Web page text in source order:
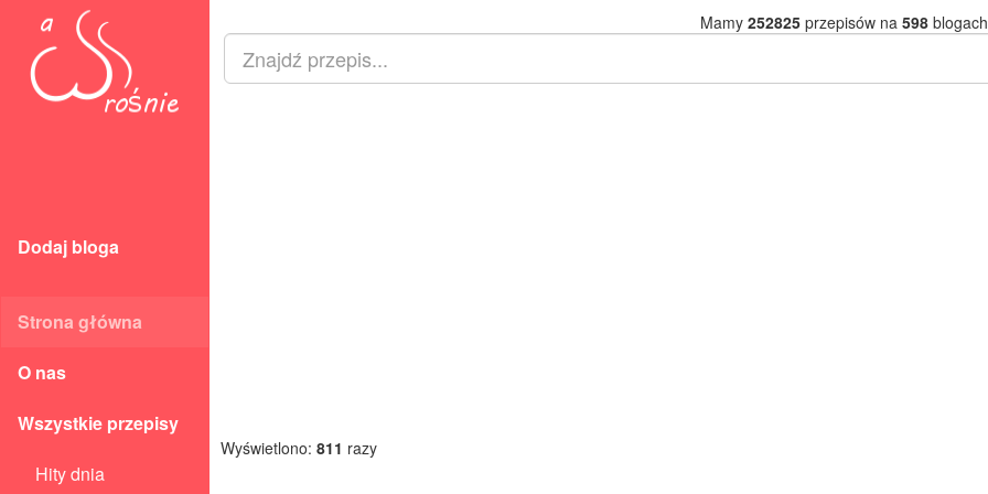
Dodaj bloga
Strona główna
O nas
Wszystkie przepisy
Hity dnia
Mamy 252825przepisów na 598
Wyświetlono: 811 razy